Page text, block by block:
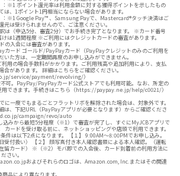
※1 ポイント還元率は利用金額に対する獲得ポイントを示したもの
、1ポイント1円相当にならない場合があります。
：※1 Google Pay™ 、Samsung Payで、Mastercard®タッチ決済はご
は受けられませんので、ご注意ください。
は（申込5分、審査2分）でお手続き完了となります。 ※カード番号
は1週間程度 ※ご利用にはクレジットカードの審査があります。
入会には審査があります。
カード ゴールド/PayPayカード（PayPayクレジットのみのご利用を
た方は、一定期間再度のお申し込みができません。
用の場合手数料がかかります。ご利用残高や追加利用により、支払
があります。 詳細はこちらをご確認ください。
service/payment/revolving/）
可。PayPay/PayPayカード公式ストアでも利用可能。なお、所定の
用できます。手続きはこちら（https://paypay.ne.jp/help/c0021/）
一度でもまるごとフラットリボを解除された場合は、対象外です。
は、下記URL（PayPayアプリが必要となります）からご確認くださ
campaign/revo/auto
込みから最短5分程度（※1）で審査が完了し、すぐにMyJCBアプリで
カードを受け取る前に、ネットショッピングや店頭で利用できます。
は以下2点になります。 【１】 9:00AM～8:00PMでお申し込み。
受付扱い） 【２】 顔写真付き本人確認書類による本人確認。（運転
留カード） ※（※2）モバ即での入会後、カード到着前の利用方法に
さい。
およびそれらのロゴは、Amazon.com, Inc.またはその関連